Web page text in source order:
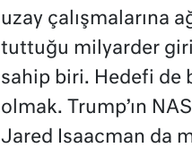
uzay çalışmalarına
tuttuğu milyarder
sahip biri. Hedefi de
olmak. Trump’ın
Jared Isaacman da